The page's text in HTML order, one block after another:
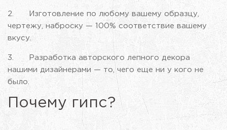
2. Изготовление по любому вашему образцу,
чертежу, наброску — 100% соответствие вашему
вкусу.
3. Разработка авторского лепного декора
нашими дизайнерами — то, чего еще ни у кого не
было.
Почему гипс?